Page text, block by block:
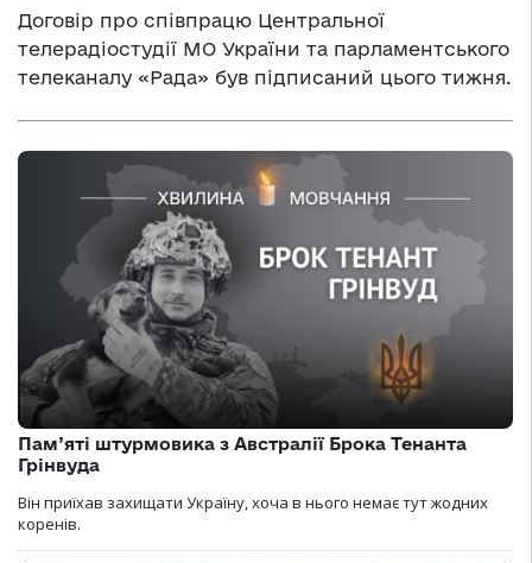
Договір про співпрацю Центральної
телерадіостудії МО України та парламентського
телеканалу «Рада» був підписаний цього тижня.
Пам’яті штурмовика з Австралії Брока Тенанта
Грінвуда
Він приїхав захищати Україну, хоча в нього немає тут жодних
коренів.